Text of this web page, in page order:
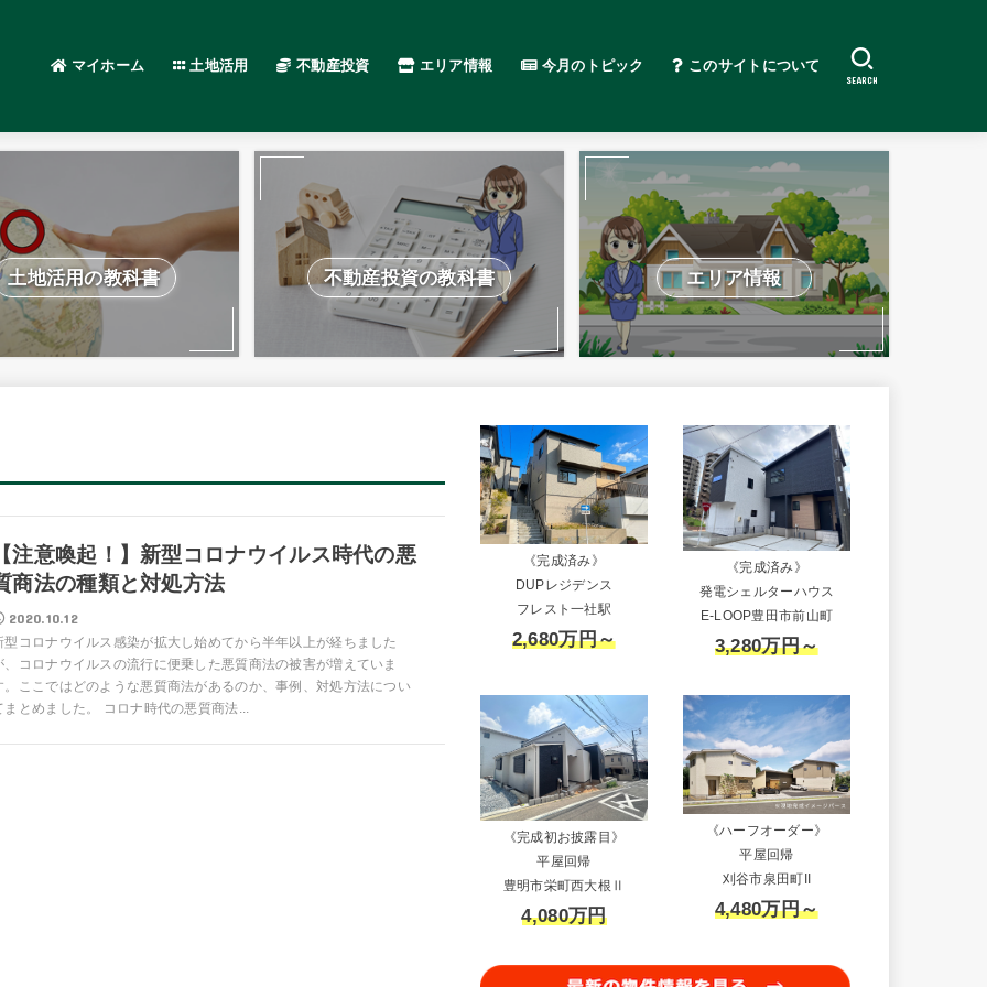
マイホーム 土地活用 不動産投資 エリア情報 今月のトピック このサイトについて
SEARCH
土地活用の教科書 不動産投資の教科書 エリア情報
注意喚起！】新型コロナウイルス時代の悪
商法の種類と対処方法
2020.10.12
型コロナウイルス感染が拡大し始めてから半年以上が経ちました
、コロナウイルスの流行に便乗した悪質商法の被害が増えていま
。ここではどのような悪質商法があるのか、事例、対処方法につい
まとめました。 コロナ時代の悪質商法...
《完成済み》
DUPレジデンス
フレスト一社駅
2,680万円～
《完成済み》
発電シェルターハウス
E-LOOP豊田市前山町
3,280万円～
《完成初お披露目》
平屋回帰
豊明市栄町西大根Ⅱ
4,080万円
《ハーフオーダー》
平屋回帰
刈谷市泉田町II
4,480万円～